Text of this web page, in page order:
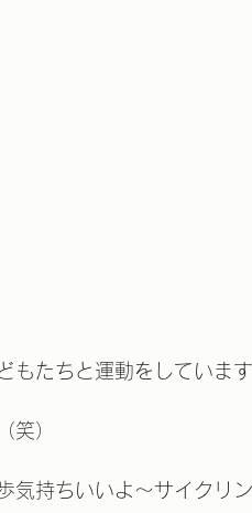
もたちと運動をしていま
笑）
気持ちいいよ～サイクリン